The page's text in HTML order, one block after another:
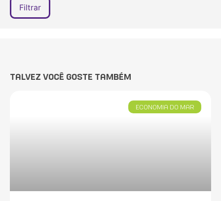
TALVEZ VOCÊ GOSTE TAMBÉM
ECONOMIA DO MAR